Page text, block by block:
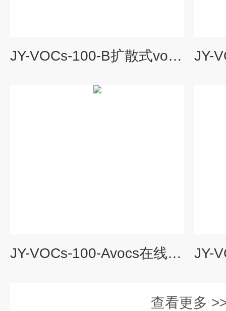
JY-VOCs-100-B扩散式vocs在线监测系统
JY-VOCs-100-Avocs在线监测系统参数
查看更多